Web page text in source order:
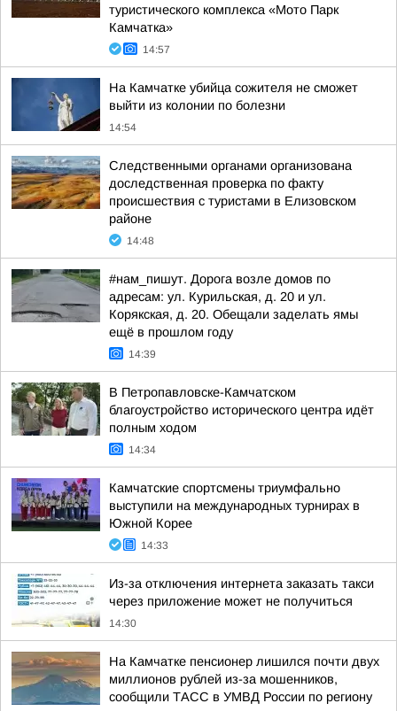
туристического комплекса «Мото Парк
Камчатка»
14:57
На Камчатке убийца сожителя не сможет
выйти из колонии по болезни
14:54
Следственными органами организована
доследственная проверка по факту
происшествия с туристами в Елизовском
районе
14:48
#нам_пишут. Дорога возле домов по
адресам: ул. Курильская, д. 20 и ул.
Корякская, д. 20. Обещали заделать ямы
ещё в прошлом году
14:39
В Петропавловске-Камчатском
благоустройство исторического центра идёт
полным ходом
14:34
Камчатские спортсмены триумфально
выступили на международных турнирах в
Южной Корее
14:33
Из-за отключения интернета заказать такси
через приложение может не получиться
14:30
На Камчатке пенсионер лишился почти двух
миллионов рублей из-за мошенников,
сообщили ТАСС в УМВД России по региону